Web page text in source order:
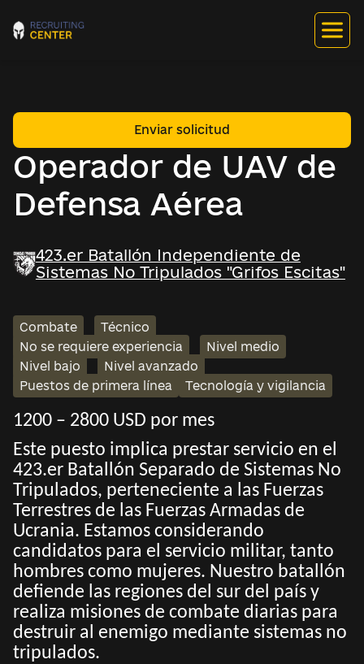
Operador de UAV de
Defensa Aérea
Enviar solicitud
423.er Batallón Independiente de
Sistemas No Tripulados "Grifos Escitas"
Combate
Técnico
No se requiere experiencia
Nivel medio
Nivel bajo
Nivel avanzado
Puestos de primera línea
Tecnología y vigilancia
1200 – 2800 USD por mes
Este puesto implica prestar servicio en el
423.er Batallón Separado de Sistemas No
Tripulados, perteneciente a las Fuerzas
Terrestres de las Fuerzas Armadas de
Ucrania. Estamos considerando
candidatos para el servicio militar, tanto
hombres como mujeres. Nuestro batallón
defiende las regiones del sur del país y
realiza misiones de combate diarias para
destruir al enemigo mediante sistemas no
tripulados.